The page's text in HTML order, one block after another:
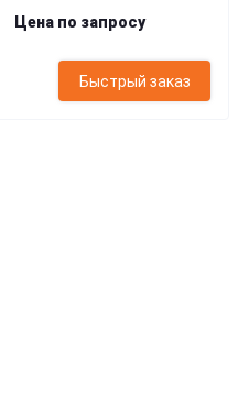
Цена по запросу
Быстрый заказ